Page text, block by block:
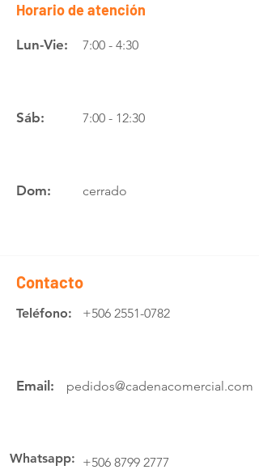
Horario de atención
Lun-Vie: 7:00 - 4:30
Sáb: 7:00 - 12:30
Dom: cerrado
Contacto
Teléfono: +506 2551-0782
Email: pedidos@cadenacomercial.com
Whatsapp: +506 8799 2777